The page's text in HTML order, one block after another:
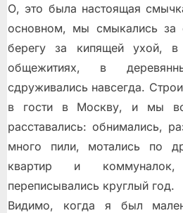
О, это была настоящая
основном, мы смыкались за
берегу за кипящей ухой, в
общежитиях, в
сдруживались навсегда.
в гости в Москву, и мы
расставались: обнимались,
много пили, мотались по
квартир и коммуналок,
переписывались круглый год.
Видимо, когда я был